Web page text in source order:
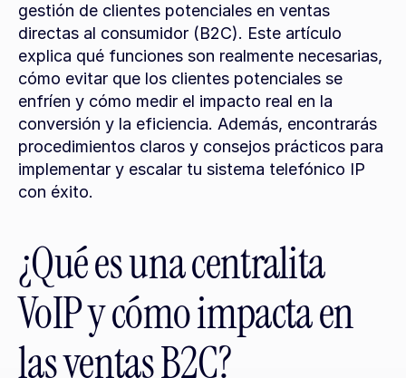
gestión de clientes potenciales en ventas
directas al consumidor (B2C). Este artículo
explica qué funciones son realmente necesarias,
cómo evitar que los clientes potenciales se
enfríen y cómo medir el impacto real en la
conversión y la eficiencia. Además, encontrarás
procedimientos claros y consejos prácticos para
implementar y escalar tu sistema telefónico IP
con éxito.
¿Qué es una centralita
VoIP y cómo impacta en
las ventas B2C?